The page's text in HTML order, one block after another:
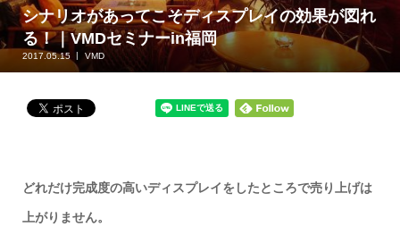
シナリオがあってこそディスプレイの効果が図れ
る！｜VMDセミナーin福岡
2017.05.15 VMD
どれだけ完成度の高いディスプレイをしたところで売り上げは
上がりません。